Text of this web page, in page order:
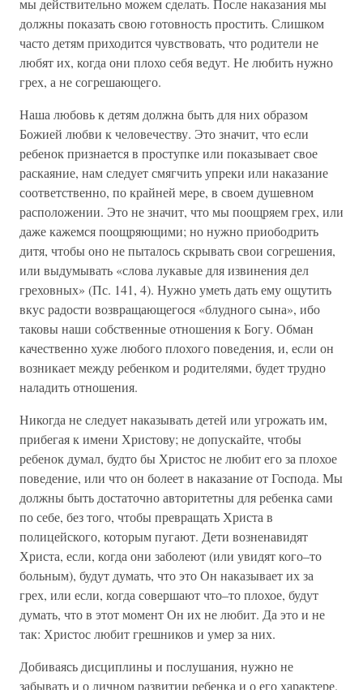
мы действительно можем сделать. После наказания мы
должны показать свою готовность простить. Слишком
часто детям приходится чувствовать, что родители не
любят их, когда они плохо себя ведут. Не любить нужно
грех, а не согрешающего.
Наша любовь к детям должна быть для них образом
Божией любви к человечеству. Это значит, что если
ребенок признается в проступке или показывает свое
раскаяние, нам следует смягчить упреки или наказание
соответственно, по крайней мере, в своем душевном
расположении. Это не значит, что мы поощряем грех, или
даже кажемся поощряющими; но нужно приободрить
дитя, чтобы оно не пыталось скрывать свои согрешения,
или выдумывать «слова лукавые для извинения дел
греховных» (Пс. 141, 4). Нужно уметь дать ему ощутить
вкус радости возвращающегося «блудного сына», ибо
таковы наши собственные отношения к Богу. Обман
качественно хуже любого плохого поведения, и, если он
возникает между ребенком и родителями, будет трудно
наладить отношения.
Никогда не следует наказывать детей или угрожать им,
прибегая к имени Христову; не допускайте, чтобы
ребенок думал, будто бы Христос не любит его за плохое
поведение, или что он болеет в наказание от Господа. Мы
должны быть достаточно авторитетны для ребенка сами
по себе, без того, чтобы превращать Христа в
полицейского, которым пугают. Дети возненавидят
Христа, если, когда они заболеют (или увидят кого–то
больным), будут думать, что это Он наказывает их за
грех, или если, когда совершают что–то плохое, будут
думать, что в этот момент Он их не любит. Да это и не
так: Христос любит грешников и умер за них.
Добиваясь дисциплины и послушания, нужно не
забывать и о личном развитии ребенка и о его характере.